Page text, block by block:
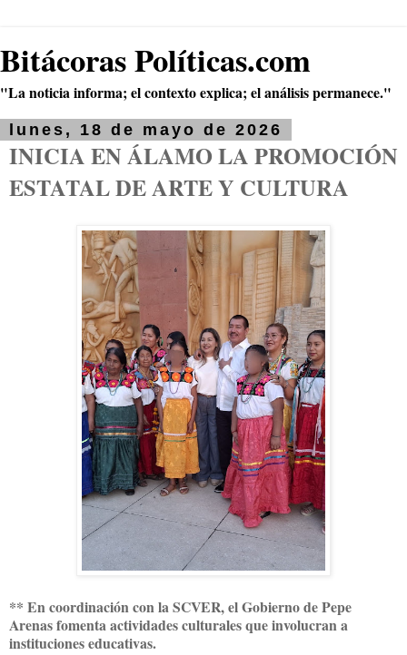
Bitácoras Políticas.com
"La noticia informa; el contexto explica; el análisis permanece."
lunes, 18 de mayo de 2026
INICIA EN ÁLAMO LA PROMOCIÓN
ESTATAL DE ARTE Y CULTURA
** En coordinación con la SCVER, el Gobierno de Pepe
Arenas fomenta actividades culturales que involucran a
instituciones educativas.